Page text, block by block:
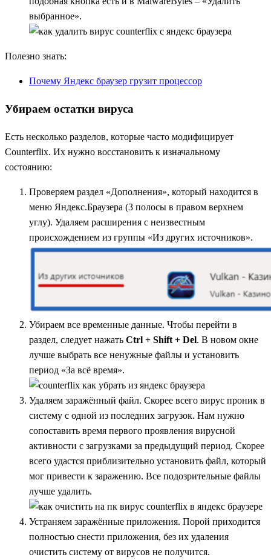
выбранное».
Полезно знать:
Почему Яндекс браузер грузит процессор
Убираем остатки вируса
Есть несколько разделов, которые часто модифицирует
Counterflix. Их нужно восстановить к изначальному
состоянию:
Проверяем раздел «Дополнения», который находится в
меню Яндекс.Браузера (3 полосы в правом верхнем
углу). Удаляем расширения с неизвестным
происхождением из группы «Из других источников».
Убираем все временные данные. Чтобы перейти в
раздел, следует нажать Ctrl + Shift + Del. В новом окне
лучше выбрать все ненужные файлы и установить
период «За всё время».
Удаляем заражённый файл. Скорее всего вирус проник в
систему с одной из последних загрузок. Нам нужно
сопоставить время первого проявления вирусной
активности с загрузками за предыдущий период. Скорее
всего удастся приблизительно установить файл, который
мог привести к заражению. Все подозрительные файлы
лучше удалить.
Устраняем заражённые приложения. Порой приходится
полностью снести приложения, без их удаления
очистить систему от вирусов не получится.